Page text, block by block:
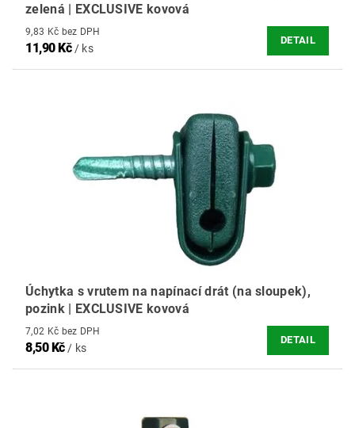
zelená | EXCLUSIVE kovová
9,83 Kč bez DPH
11,90 Kč / ks
DETAIL
Úchytka s vrutem na napínací drát (na sloupek),
pozink | EXCLUSIVE kovová
7,02 Kč bez DPH
8,50 Kč / ks
DETAIL